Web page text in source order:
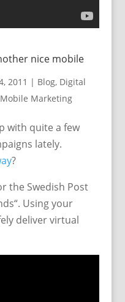
nice mobile
2011 | Blog, Digital
Mobile Marketing
with quite a few
lately.
?
the Swedish Post
Using your
deliver virtual